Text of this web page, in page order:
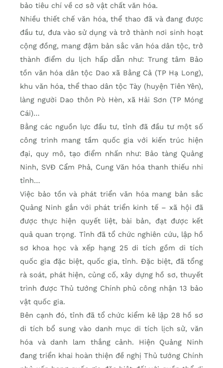
bảo tiêu chí về cơ sở vật chất văn hóa.
Nhiều thiết chế văn hóa, thể thao đã và đang được
đầu tư, đưa vào sử dụng và trở thành nơi sinh hoạt
cộng đồng, mang đậm bản sắc văn hóa dân tộc, trở
thành điểm du lịch hấp dẫn như: Trung tâm Bảo
tồn văn hóa dân tộc Dao xã Bằng Cả (TP Hạ Long),
khu văn hóa, thể thao dân tộc Tày (huyện Tiên Yên),
làng người Dao thôn Pò Hèn, xã Hải Sơn (TP Móng
Cái)…
Bằng các nguồn lực đầu tư, tỉnh đã đầu tư một số
công trình mang tầm quốc gia với kiến trúc hiện
đại, quy mô, tạo điểm nhấn như: Bảo tàng Quảng
Ninh, SVĐ Cẩm Phả, Cung Văn hóa thanh thiếu nhi
tỉnh…
Việc bảo tồn và phát triển văn hóa mang bản sắc
Quảng Ninh gắn với phát triển kinh tế – xã hội đã
được thực hiện quyết liệt, bài bản, đạt được kết
quả quan trọng. Tỉnh đã tổ chức nghiên cứu, lập hồ
sơ khoa học và xếp hạng 25 di tích gồm di tích
quốc gia đặc biệt, quốc gia, tỉnh. Đặc biệt, đã tổng
rà soát, phát hiện, củng cố, xây dựng hồ sơ, thuyết
trình được Thủ tướng Chính phủ công nhận 13 bảo
vật quốc gia.
Bên cạnh đó, tỉnh đã tổ chức kiểm kê lập 28 hồ sơ
di tích bổ sung vào danh mục di tích lịch sử, văn
hóa và danh lam thắng cảnh. Hiện Quảng Ninh
đang triển khai hoàn thiện đề nghị Thủ tướng Chính